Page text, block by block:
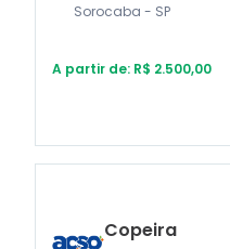
Sorocaba - SP
A partir de: R$ 2.500,00
Copeira